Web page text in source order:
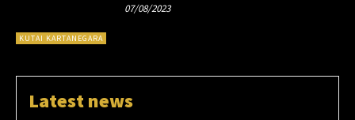
KUTAI KARTANEGARA
07/08/2023
Latest news